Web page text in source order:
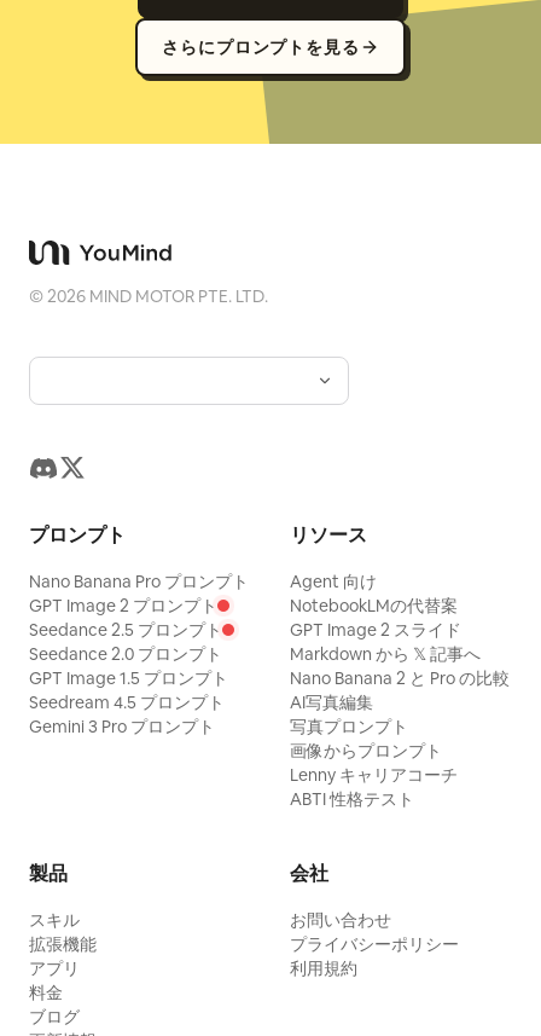
さらにプロンプトを見る
©2026 MIND MOTOR PTE. LTD.
プロンプト
Nano Banana Pro プロンプト
GPT Image 2 プロンプト
Seedance 2.5 プロンプト
Seedance 2.0 プロンプト
GPT Image 1.5 プロンプト
Seedream 4.5 プロンプト
Gemini 3 Pro プロンプト
リソース
Agent 向け
NotebookLMの代替案
GPT Image 2 スライド
Markdown から 𝕏 記事へ
Nano Banana 2 と Pro の比較
AI写真編集
写真プロンプト
画像からプロンプト
Lenny キャリアコーチ
ABTI 性格テスト
製品
スキル
拡張機能
アプリ
料金
ブログ
会社
お問い合わせ
プライバシーポリシー
利用規約